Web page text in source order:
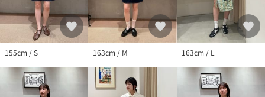
155cm / S 163cm / M 163cm / L